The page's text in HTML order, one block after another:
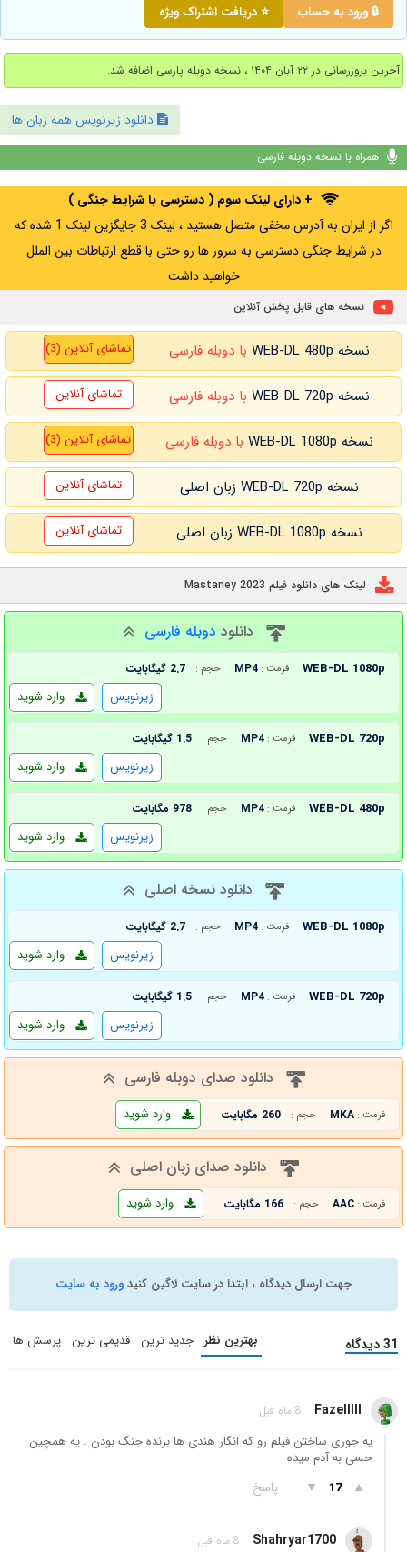
🔒 ورود به حساب ⭐ دریافت اشتراک ویژه
آخرین بروزرسانی در ۲۲ آبان ۱۴۰۴ ، نسخه دوبله پارسی اضافه شد.
دانلود زیرنویس همه زبان ها
همراه با نسخه دوبله فارسی
+ دارای لینک سوم ( دسترسی با شرایط جنگی )
اگر از ایران به آدرس مخفی متصل هستید ، لینک 3 جایگزین لینک 1 شده که
در شرایط جنگی دسترسی به سرور ها رو حتی با قطع ارتباطات بین الملل
خواهید داشت
نسخه های قابل پخش آنلاین
نسخه WEB-DL 480p با دوبله فارسی تماشای آنلاین (3)
نسخه WEB-DL 720p با دوبله فارسی تماشای آنلاین
نسخه WEB-DL 1080p با دوبله فارسی تماشای آنلاین (3)
نسخه WEB-DL 720p زبان اصلی تماشای آنلاین
نسخه WEB-DL 1080p زبان اصلی تماشای آنلاین
لینک های دانلود فیلم Mastaney 2023
دانلود دوبله فارسی
WEB-DL 1080p فرمت : MP4 حجم : 2.7 گیگابایت
وارد شوید زیرنویس
WEB-DL 720p فرمت : MP4 حجم : 1.5 گیگابایت
وارد شوید زیرنویس
WEB-DL 480p فرمت : MP4 حجم : 978 مگابایت
وارد شوید زیرنویس
دانلود نسخه اصلی
WEB-DL 1080p فرمت : MP4 حجم : 2.7 گیگابایت
وارد شوید زیرنویس
WEB-DL 720p فرمت : MP4 حجم : 1.5 گیگابایت
وارد شوید زیرنویس
دانلود صدای دوبله فارسی
فرمت : MKA حجم : 260 مگابایت وارد شوید
دانلود صدای زبان اصلی
فرمت : AAC حجم : 166 مگابایت وارد شوید
جهت ارسال دیدگاه ، ابتدا در سایت لاگین کنیدورود به سایت
31 دیدگاه بهترین نظر جدید ترین قدیمی ترین پرسش ها
Fazelllll 8 ماه قبل
یه جوری ساختن فیلم رو که انگار هندی ها برنده جنگ بودن . یه همچین
حسی به آدم میده
▲
17
▼ پاسخ
Shahryar1700 8 ماه قبل